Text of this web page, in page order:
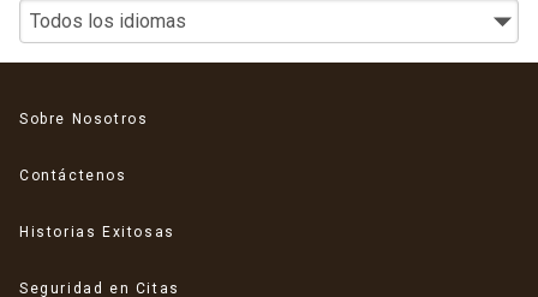
Sobre Nosotros
Contáctenos
Historias Exitosas
Seguridad en Citas